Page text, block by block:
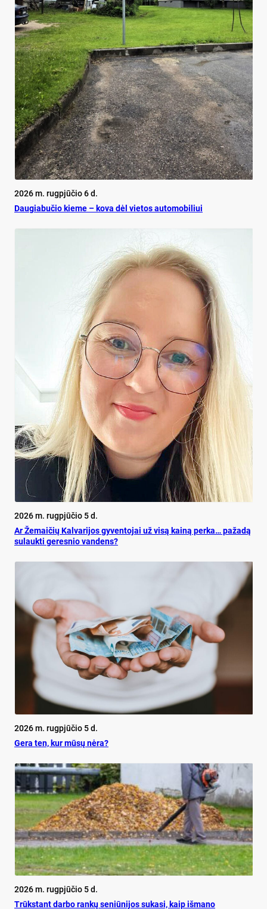
2026 m. rugpjūčio 6 d.
Dau­gia­bu­čio kie­me – ko­va dėl vie­tos au­to­mo­bi­liui
2026 m. rugpjūčio 5 d.
Ar Že­mai­čių Kal­va­ri­jos gy­ven­to­jai už vi­są kai­ną per­ka… pa­ža­dą
su­lauk­ti ge­res­nio van­dens?
2026 m. rugpjūčio 5 d.
Ge­ra ten, kur mū­sų nė­ra?
2026 m. rugpjūčio 5 d.
Trūks­tant dar­bo ran­kų se­niū­ni­jos su­ka­si, kaip iš­ma­no